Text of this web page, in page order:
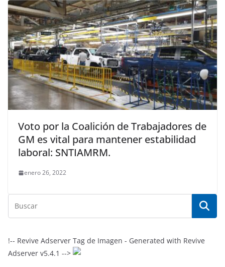
Voto por la Coalición de Trabajadores de
GM es vital para mantener estabilidad
laboral: SNTIAMRM.
enero 26, 2022
!-- Revive Adserver Tag de Imagen - Generated with Revive
Adserver v5.4.1 -->